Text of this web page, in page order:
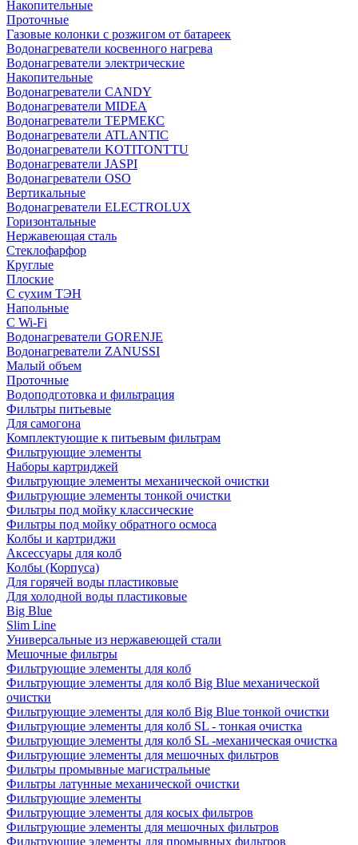
Накопительные
Проточные
Газовые колонки с розжигом от батареек
Водонагреватели косвенного нагрева
Водонагреватели электрические
Накопительные
Водонагреватели CANDY
Водонагреватели MIDEA
Водонагреватели ТЕРМЕКС
Водонагреватели ATLANTIC
Водонагреватели KOTITONTTU
Водонагреватели JASPI
Водонагреватели OSO
Вертикальные
Водонагреватели ELECTROLUX
Горизонтальные
Нержавеющая сталь
Стеклофарфор
Круглые
Плоские
С сухим ТЭН
Напольные
С Wi-Fi
Водонагреватели GORENJE
Водонагреватели ZANUSSI
Малый объем
Проточные
Водоподготовка и фильтрация
Фильтры питьевые
Для самогона
Комплектующие к питьевым фильтрам
Фильтрующие элементы
Наборы картриджей
Фильтрующие элементы механической очистки
Фильтрующие элементы тонкой очистки
Фильтры под мойку классические
Фильтры под мойку обратного осмоса
Колбы и картриджи
Аксессуары для колб
Колбы (Корпуса)
Для горячей воды пластиковые
Для холодной воды пластиковые
Big Blue
Slim Line
Универсальные из нержавеющей стали
Мешочные фильтры
Фильтрующие элементы для колб
Фильтрующие элементы для колб Big Blue механической
очистки
Фильтрующие элементы для колб Big Blue тонкой очистки
Фильтрующие элементы для колб SL - тонкая очистка
Фильтрующие элементы для колб SL -механическая очистка
Фильтрующие элементы для мешочных фильтров
Фильтры промывные магистральные
Фильтры латунные механической очистки
Фильтрующие элементы
Фильтрующие элементы для косых фильтров
Фильтрующие элементы для мешочных фильтров
Фильтрующие элементы для промывных фильтров